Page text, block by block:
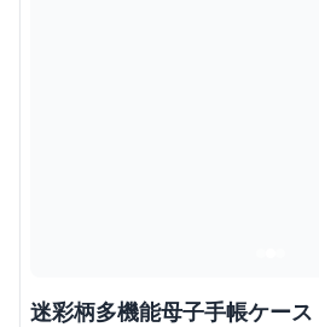
迷彩柄多機能母子手帳ケース